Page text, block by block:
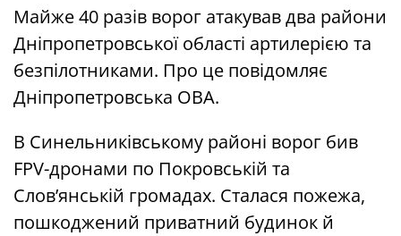
Майже 40 разів ворог атакував два райони
Дніпропетровської області артилерією та
безпілотниками. Про це повідомляє
Дніпропетровська ОВА.
В Синельниківському районі ворог бив
FPV-дронами по Покровській та
Словʼянській громадах. Сталася пожежа,
пошкоджений приватний будинок й